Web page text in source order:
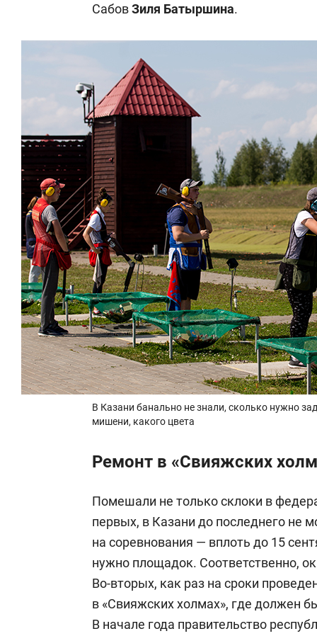
СабовЗиля Батыршина.
В Казани банально не знали, сколько нужно
мишени, какого цвета
Ремонт в «Свияжских
Помешали не только склоки в
первых, в Казани до последнего не
на соревнования — вплоть до 15
нужно площадок. Соответственно,
Во-вторых, как раз на сроки
в «Свияжских холмах», где должен
В начале года правительство